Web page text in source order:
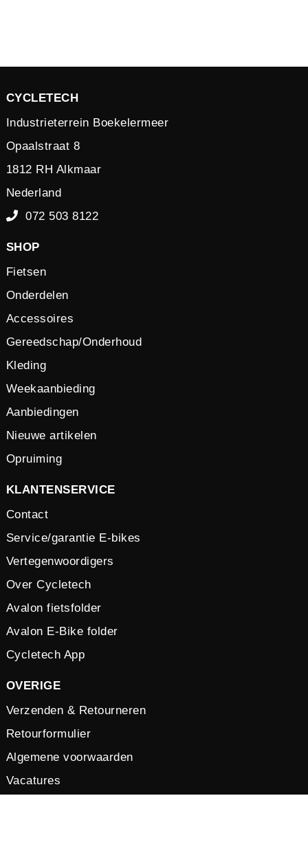
CYCLETECH
Industrieterrein Boekelermeer
Opaalstraat 8
1812 RH Alkmaar
Nederland
072 503 8122
SHOP
Fietsen
Onderdelen
Accessoires
Gereedschap/Onderhoud
Kleding
Weekaanbieding
Aanbiedingen
Nieuwe artikelen
Opruiming
KLANTENSERVICE
Contact
Service/garantie E-bikes
Vertegenwoordigers
Over Cycletech
Avalon fietsfolder
Avalon E-Bike folder
Cycletech App
OVERIGE
Verzenden & Retourneren
Retourformulier
Algemene voorwaarden
Vacatures